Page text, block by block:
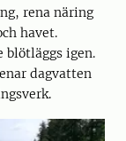
rena näring
havet.
blötläggs igen.
dagvatten